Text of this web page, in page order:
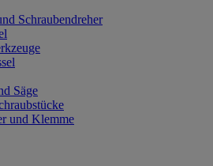
Schraubendreher
Säge
und Klemme